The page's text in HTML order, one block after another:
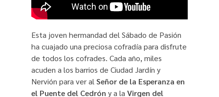
Esta joven hermandad del Sábado de Pasión
ha cuajado una preciosa cofradía para disfrute
de todos los cofrades. Cada año, miles
acuden a los barrios de Ciudad Jardín y
Nervión para ver al Señor de la Esperanza en
el Puente del Cedrón y a la Virgen del